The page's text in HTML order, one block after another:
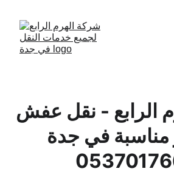
الرابع - نقل عفش
مناسبة في جدة